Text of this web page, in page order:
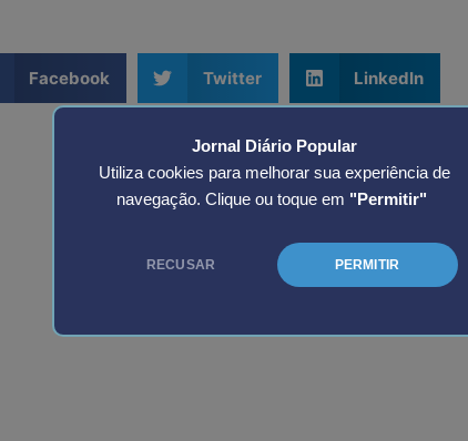
Jornal Diário Popular
Utiliza cookies para melhorar sua experiência de
navegação. Clique ou toque em "Permitir"
RECUSAR PERMITIR
Facebook Twitter LinkedIn